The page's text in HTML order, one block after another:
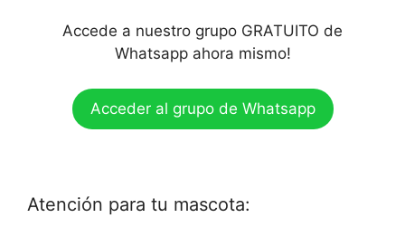
Accede a nuestro grupo GRATUITO de
Whatsapp ahora mismo!
Acceder al grupo de Whatsapp
Atención para tu mascota: